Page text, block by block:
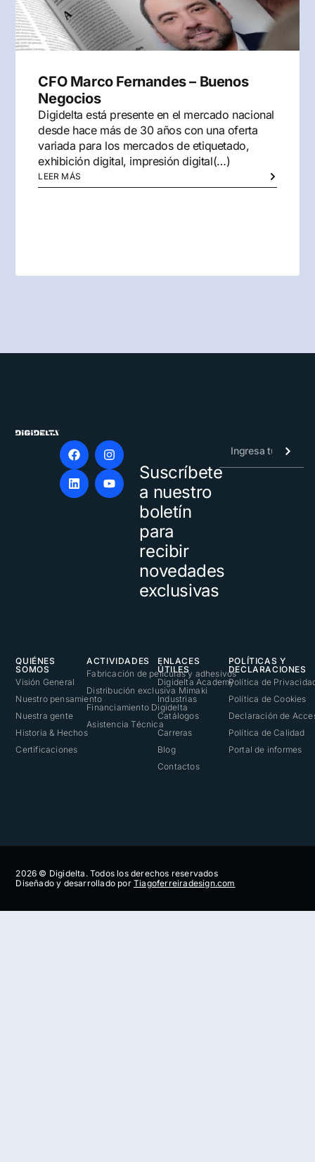
CFO Marco Fernandes – Buenos
Negocios
Digidelta está presente en el mercado nacional
desde hace más de 30 años con una oferta
variada para los mercados de etiquetado,
exhibición digital, impresión digital(…)
LEER MÁS
Suscríbete
a nuestro
boletín
para
recibir
novedades
exclusivas
Alternative:
QUIÉNES
SOMOS
Visión General
Nuestro pensamiento
Nuestra gente
Historia & Hechos
Certificaciones
ACTIVIDADES
Fabricación de películas y adhesivos
Distribución exclusiva Mimaki
Financiamiento Digidelta
Asistencia Técnica
ENLACES
ÚTILES
Digidelta Academy
Industrias
Catálogos
Carreras
Blog
Contactos
POLÍTICAS Y
DECLARACIONES
Política de
Política de Cookies
Declaración de
Política de Calidad
Portal de informes
2026 © Digidelta. Todos los derechos reservados
Diseñado y desarrollado porTiagoferreiradesign.com